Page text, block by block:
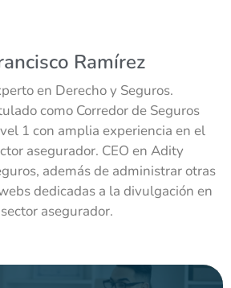
Ramírez
en Derecho y Seguros.
como Corredor de Seguros
1 con amplia experiencia en el
asegurador. CEO en Adity
además de administrar otras
dedicadas a la divulgación en
asegurador.